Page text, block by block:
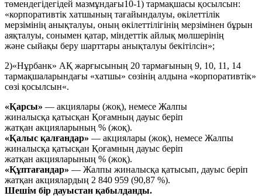
төмендегідегідей мазмұндағы10-1) тармақшасы қосылсын:
«корпоративтік хатшының тағайындалуы, өкілеттілік
мерзімінің анықталуы, оның өкілеттілігінің мерзімінен бұрын
аяқталуы, сонымен қатар, міндеттік айлық мөлшерінің
және сыйақы беру шарттары анықталуы бекітілсін»;
2)«Нұрбанк» АҚ жарғысының 20 тармағының 9, 10, 11, 14
тармақшаларындағы «хатшы» сөзінің алдына «корпоративтік»
сөзі қосылсын«.
«Қарсы» — акциялары (жоқ), немесе Жалпы
жиналысқа қатысқан Қоғамның дауыс беріп
жатқан акцияларының % (жоқ).
«Қалыс қалғандар» — акциялары (жоқ), немесе Жалпы
жиналысқа қатысқан Қоғамның дауыс беріп
жатқан акцияларының % (жоқ).
«Құптағандар» — Жалпы жиналысқа қатысып, дауыс беріп
жатқан акциялардың 2 840 959 (90,87 %).
Шешім бір дауыстан қабылданды.